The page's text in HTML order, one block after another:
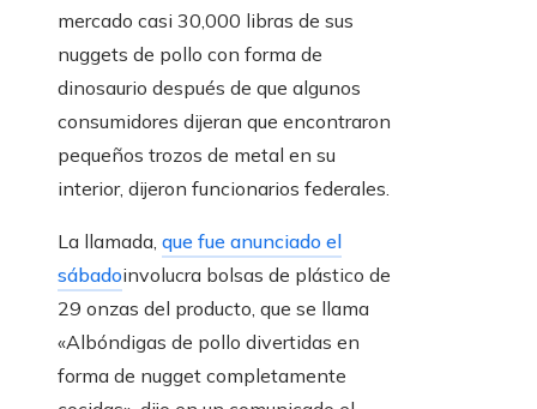
mercado casi 30,000 libras de sus
nuggets de pollo con forma de
dinosaurio después de que algunos
consumidores dijeran que encontraron
pequeños trozos de metal en su
interior, dijeron funcionarios federales.
La llamada, que fue anunciado el
sábadoinvolucra bolsas de plástico de
29 onzas del producto, que se llama
«Albóndigas de pollo divertidas en
forma de nugget completamente